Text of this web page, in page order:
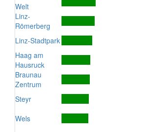
Welt
Linz-
Römerberg
Linz-Stadtpark
Haag am
Hausruck
Braunau
Zentrum
Steyr
Wels